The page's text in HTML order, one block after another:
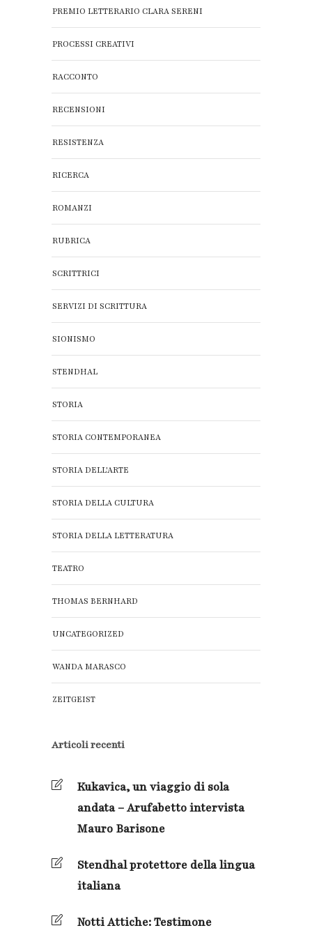
PREMIO LETTERARIO CLARA SERENI
PROCESSI CREATIVI
RACCONTO
RECENSIONI
RESISTENZA
RICERCA
ROMANZI
RUBRICA
SCRITTRICI
SERVIZI DI SCRITTURA
SIONISMO
STENDHAL
STORIA
STORIA CONTEMPORANEA
STORIA DELL'ARTE
STORIA DELLA CULTURA
STORIA DELLA LETTERATURA
TEATRO
THOMAS BERNHARD
UNCATEGORIZED
WANDA MARASCO
ZEITGEIST
Articoli recenti
Kukavica, un viaggio di sola
andata – Arufabetto intervista
Mauro Barisone
Stendhal protettore della lingua
italiana
Notti Attiche: Testimone